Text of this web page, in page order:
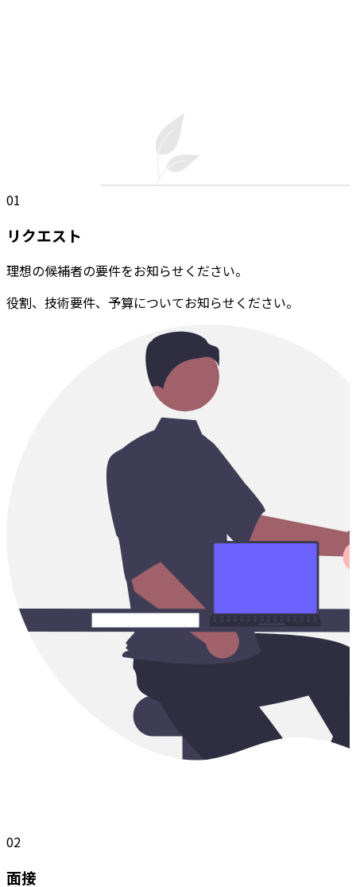
01
リクエスト
理想の候補者の要件をお知らせください。
役割、技術要件、予算についてお知らせください。
02
面接